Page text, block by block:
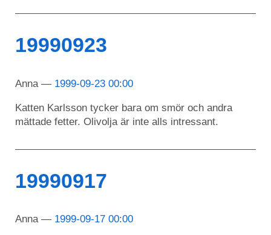
19990923
Anna 1999-09-23 00:00
Katten Karlsson tycker bara om smör och andra
mättade fetter. Olivolja är inte alls intressant.
19990917
Anna 1999-09-17 00:00